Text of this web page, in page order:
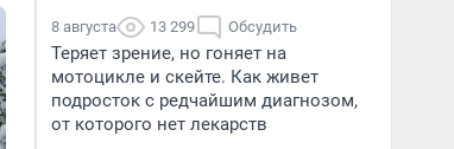
8 августа 13 299 Обсудить
Теряет зрение, но гоняет на
мотоцикле и скейте. Как живет
подросток с редчайшим диагнозом,
от которого нет лекарств